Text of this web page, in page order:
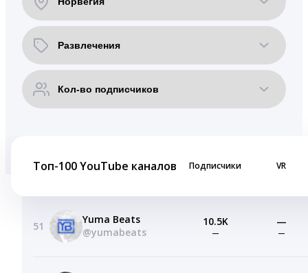
Топ-100 YouTube каналов Подписчики VR
51
Yuma Beats
@yumabeats
10.5K
—
—
—